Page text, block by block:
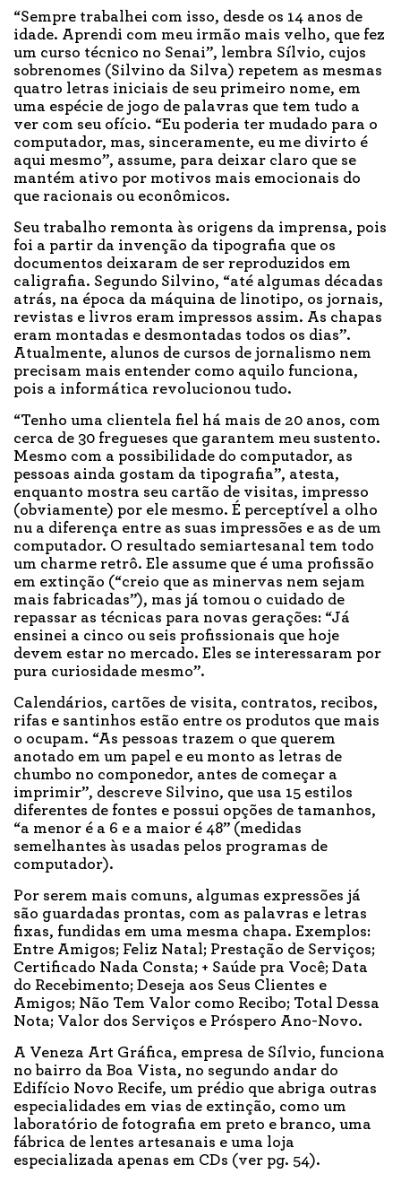
“Sempre trabalhei com isso, desde os 14 anos de
idade. Aprendi com meu irmão mais velho, que fez
um curso técnico no Senai”, lembra Sílvio, cujos
sobrenomes (Silvino da Silva) repetem as mesmas
quatro letras iniciais de seu primeiro nome, em
uma espécie de jogo de palavras que tem tudo a
ver com seu ofício. “Eu poderia ter mudado para o
computador, mas, sinceramente, eu me divirto é
aqui mesmo”, assume, para deixar claro que se
mantém ativo por motivos mais emocionais do
que racionais ou econômicos.
Seu trabalho remonta às origens da imprensa, pois
foi a partir da invenção da tipografia que os
documentos deixaram de ser reproduzidos em
caligrafia. Segundo Silvino, “até algumas décadas
atrás, na época da máquina de linotipo, os jornais,
revistas e livros eram impressos assim. As chapas
eram montadas e desmontadas todos os dias”.
Atualmente, alunos de cursos de jornalismo nem
precisam mais entender como aquilo funciona,
pois a informática revolucionou tudo.
“Tenho uma clientela fiel há mais de 20 anos, com
cerca de 30 fregueses que garantem meu sustento.
Mesmo com a possibilidade do computador, as
pessoas ainda gostam da tipografia”, atesta,
enquanto mostra seu cartão de visitas, impresso
(obviamente) por ele mesmo. É perceptível a olho
nu a diferença entre as suas impressões e as de um
computador. O resultado semiartesanal tem todo
um charme retrô. Ele assume que é uma profissão
em extinção (“creio que as minervas nem sejam
mais fabricadas”), mas já tomou o cuidado de
repassar as técnicas para novas gerações: “Já
ensinei a cinco ou seis profissionais que hoje
devem estar no mercado. Eles se interessaram por
pura curiosidade mesmo”.
Calendários, cartões de visita, contratos, recibos,
rifas e santinhos estão entre os produtos que mais
o ocupam. “As pessoas trazem o que querem
anotado em um papel e eu monto as letras de
chumbo no componedor, antes de começar a
imprimir”, descreve Silvino, que usa 15 estilos
diferentes de fontes e possui opções de tamanhos,
“a menor é a 6 e a maior é 48” (medidas
semelhantes às usadas pelos programas de
computador).
Por serem mais comuns, algumas expressões já
são guardadas prontas, com as palavras e letras
fixas, fundidas em uma mesma chapa. Exemplos:
Entre Amigos; Feliz Natal; Prestação de Serviços;
Certificado Nada Consta; + Saúde pra Você; Data
do Recebimento; Deseja aos Seus Clientes e
Amigos; Não Tem Valor como Recibo; Total Dessa
Nota; Valor dos Serviços e Próspero Ano-Novo.
A Veneza Art Gráfica, empresa de Sílvio, funciona
no bairro da Boa Vista, no segundo andar do
Edifício Novo Recife, um prédio que abriga outras
especialidades em vias de extinção, como um
laboratório de fotografia em preto e branco, uma
fábrica de lentes artesanais e uma loja
especializada apenas em CDs (ver pg. 54).